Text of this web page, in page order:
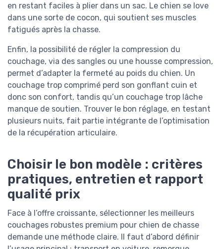
en restant faciles à plier dans un sac. Le chien se love
dans une sorte de cocon, qui soutient ses muscles
fatigués après la chasse.
Enfin, la possibilité de régler la compression du
couchage, via des sangles ou une housse compression,
permet d’adapter la fermeté au poids du chien. Un
couchage trop comprimé perd son gonflant cuin et
donc son confort, tandis qu’un couchage trop lâche
manque de soutien. Trouver le bon réglage, en testant
plusieurs nuits, fait partie intégrante de l’optimisation
de la récupération articulaire.
Choisir le bon modèle : critères
pratiques, entretien et rapport
qualité prix
Face à l’offre croissante, sélectionner les meilleurs
couchages robustes premium pour chien de chasse
demande une méthode claire. Il faut d’abord définir